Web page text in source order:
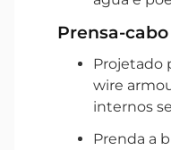
Prensa-
Projetado
wire
internos
Prenda a